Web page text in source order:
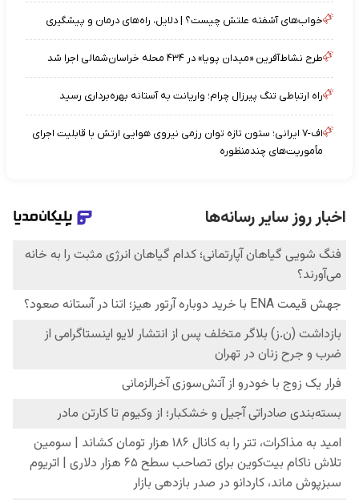
خواب‌های آشفته علتش چیست؟ | دلایل، راه‌های درمان و پیشگیری
طرح نشاط‌آفرین «میدان پویا» در ۴۳۴ محله خراسان‌شمالی اجرا شد
راه ارتباطی تنگ پیرزال چرام؛ واریانت به آستانه بهره‌برداری رسید
اف-۷ ایرانی؛ ستون تازه توان رزمی نیروی هوایی ارتش با قابلیت اجرای
مأموریت‌های چندمنظوره